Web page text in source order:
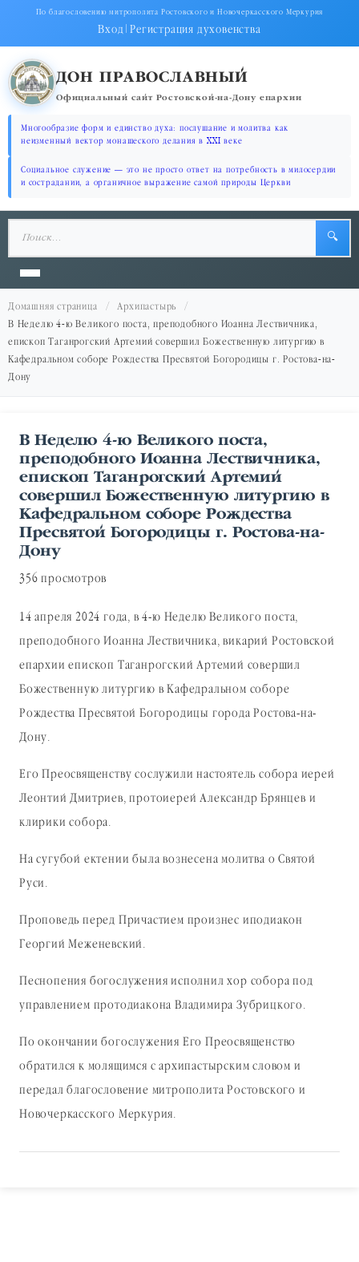
По благословению митрополита Ростовского и Новочеркасского Меркурия
Вход|Регистрация духовенства
ДОН ПРАВОСЛАВНЫЙ
Официальный сайт Ростовской-на-Дону епархии
Многообразие форм и единство духа: послушание и молитва как
неизменный вектор монашеского делания в XXI веке
Социальное служение — это не просто ответ на потребность в милосердии
и сострадании, а органичное выражение самой природы Церкви
🔍
Домашняя страница
Архипастырь
В Неделю 4-ю Великого поста, преподобного Иоанна Лествичника,
епископ Таганрогский Артемий совершил Божественную литургию в
Кафедральном соборе Рождества Пресвятой Богородицы г. Ростова-на-
Дону
В Неделю 4-ю Великого поста,
преподобного Иоанна Лествичника,
епископ Таганрогский Артемий
совершил Божественную литургию в
Кафедральном соборе Рождества
Пресвятой Богородицы г. Ростова-на-
Дону
356 просмотров
14 апреля 2024 года, в 4-ю Неделю Великого поста,
преподобного Иоанна Лествичника, викарий Ростовской
епархии епископ Таганрогский Артемий совершил
Божественную литургию в Кафедральном соборе
Рождества Пресвятой Богородицы города Ростова-на-
Дону.
Его Преосвященству сослужили настоятель собора иерей
Леонтий Дмитриев, протоиерей Александр Брянцев и
клирики собора.
На сугубой ектении была вознесена молитва о Святой
Руси.
Проповедь перед Причастием произнес иподиакон
Георгий Меженевский.
Песнопения богослужения исполнил хор собора под
управлением протодиакона Владимира Зубрицкого.
По окончании богослужения Его Преосвященство
обратился к молящимся с архипастырским словом и
передал благословение митрополита Ростовского и
Новочеркасского Меркурия.